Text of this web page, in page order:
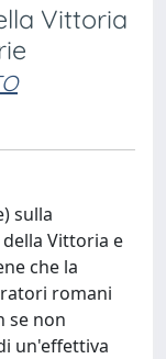
Vittoria
sulla
Vittoria e
che la
romani
se non
un'effettiva